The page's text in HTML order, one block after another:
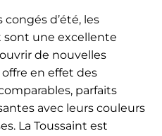
d’été, les
sont une excellente
de nouvelles
en effet des
parfaits
avec leurs couleurs
La Toussaint est